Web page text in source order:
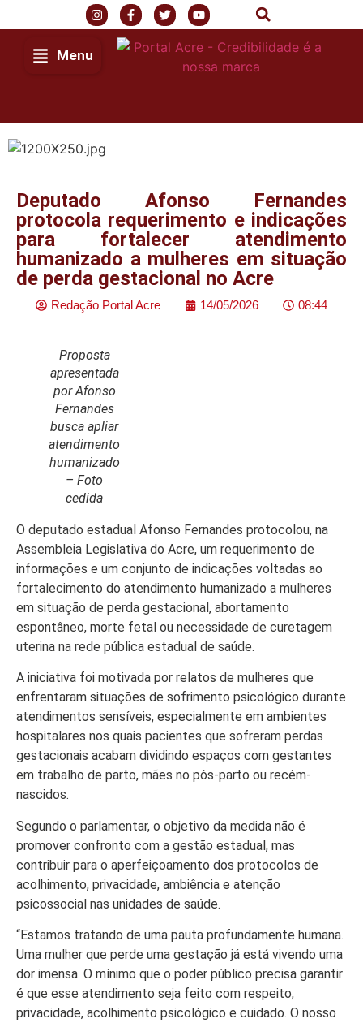
Menu
Início
Últimas
Notícias
Agenda
Cultural
Política
Economia
Atos Oficiais
Atualidades
Blogs e
Colunas
Especiais
Gastronomia
TV Portal
Sobre o
Portal Acre
Expediente
Política de
privacidade
Fale com
Portal Acre
Deputado Afonso Fernandes
protocola requerimento e indicações
para fortalecer atendimento
humanizado a mulheres em situação
de perda gestacional no Acre
Redação Portal Acre 14/05/2026 08:44
Proposta
apresentada
por Afonso
Fernandes
busca apliar
atendimento
humanizado
– Foto
cedida
O deputado estadual Afonso Fernandes protocolou, na
Assembleia Legislativa do Acre, um requerimento de
informações e um conjunto de indicações voltadas ao
fortalecimento do atendimento humanizado a mulheres
em situação de perda gestacional, abortamento
espontâneo, morte fetal ou necessidade de curetagem
uterina na rede pública estadual de saúde.
A iniciativa foi motivada por relatos de mulheres que
enfrentaram situações de sofrimento psicológico durante
atendimentos sensíveis, especialmente em ambientes
hospitalares nos quais pacientes que sofreram perdas
gestacionais acabam dividindo espaços com gestantes
em trabalho de parto, mães no pós-parto ou recém-
nascidos.
Segundo o parlamentar, o objetivo da medida não é
promover confronto com a gestão estadual, mas
contribuir para o aperfeiçoamento dos protocolos de
acolhimento, privacidade, ambiência e atenção
psicossocial nas unidades de saúde.
“Estamos tratando de uma pauta profundamente humana.
Uma mulher que perde uma gestação já está vivendo uma
dor imensa. O mínimo que o poder público precisa garantir
é que esse atendimento seja feito com respeito,
privacidade, acolhimento psicológico e cuidado. O nosso